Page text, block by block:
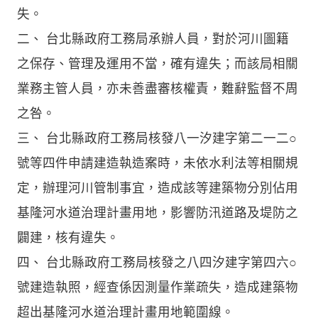
失。
二、 台北縣政府工務局承辦人員，對於河川圖籍
之保存、管理及運用不當，確有違失；而該局相關
業務主管人員，亦未善盡審核權責，難辭監督不周
之咎。
三、 台北縣政府工務局核發八一汐建字第二一二○
號等四件申請建造執造案時，未依水利法等相關規
定，辦理河川管制事宜，造成該等建築物分別佔用
基隆河水道治理計畫用地，影響防汛道路及堤防之
闢建，核有違失。
四、 台北縣政府工務局核發之八四汐建字第四六○
號建造執照，經查係因測量作業疏失，造成建築物
超出基隆河水道治理計畫用地範圍線。